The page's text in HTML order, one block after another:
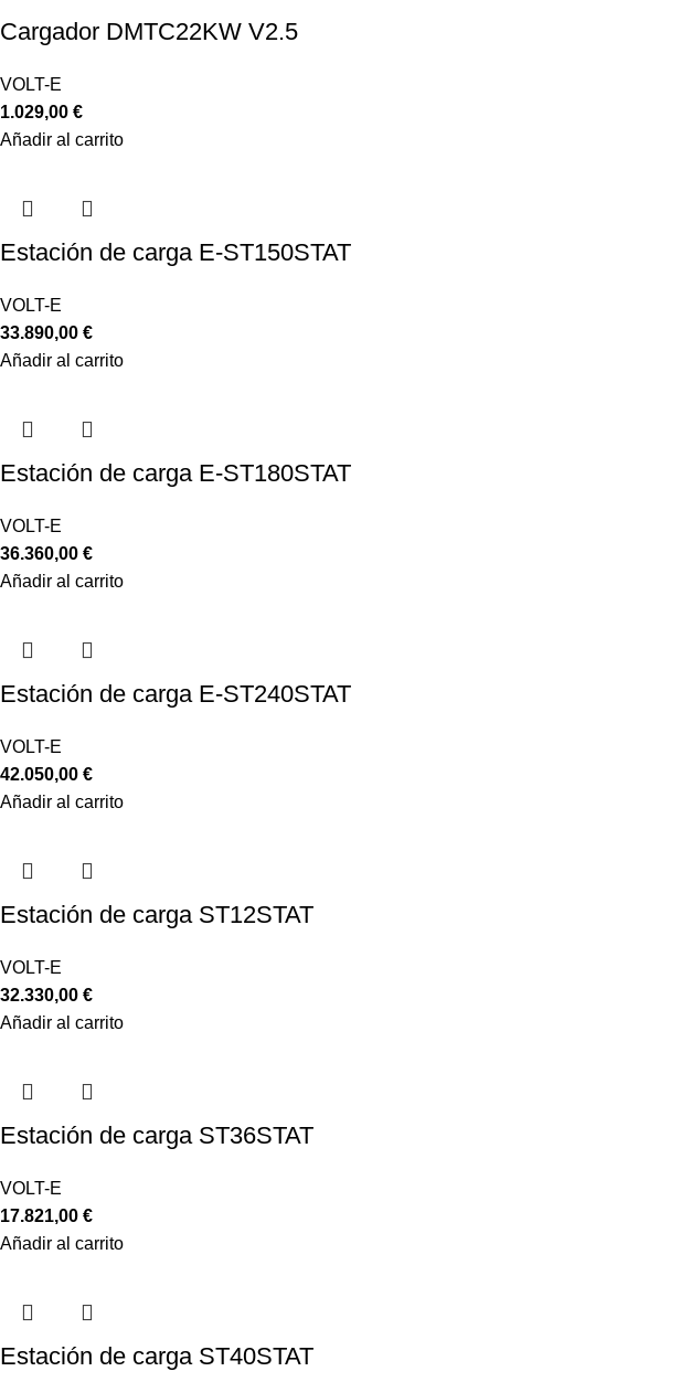
Cargador DMTC22KW V2.5
VOLT-E
1.029,00 €
Añadir al carrito
Estación de carga E-ST150STAT
VOLT-E
33.890,00 €
Añadir al carrito
Estación de carga E-ST180STAT
VOLT-E
36.360,00 €
Añadir al carrito
Estación de carga E-ST240STAT
VOLT-E
42.050,00 €
Añadir al carrito
Estación de carga ST12STAT
VOLT-E
32.330,00 €
Añadir al carrito
Estación de carga ST36STAT
VOLT-E
17.821,00 €
Añadir al carrito
Estación de carga ST40STAT